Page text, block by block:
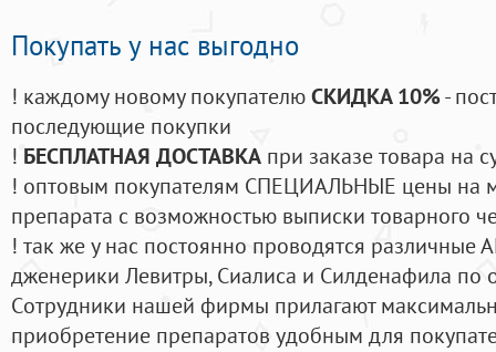
Покупать у нас выгодно
! каждому новому покупателюСКИДКА 10%-
последующие покупки
! БЕСПЛАТНАЯ ДОСТАВКА при заказе товара на
! оптовым покупателям СПЕЦИАЛЬНЫЕ цены на
препарата с возможностью выписки товарного
! так же у нас постоянно проводятся
дженерики Левитры, Сиалиса и Силденафила по
Cотрудники нашей фирмы прилагают
приобретение препаратов удобным для